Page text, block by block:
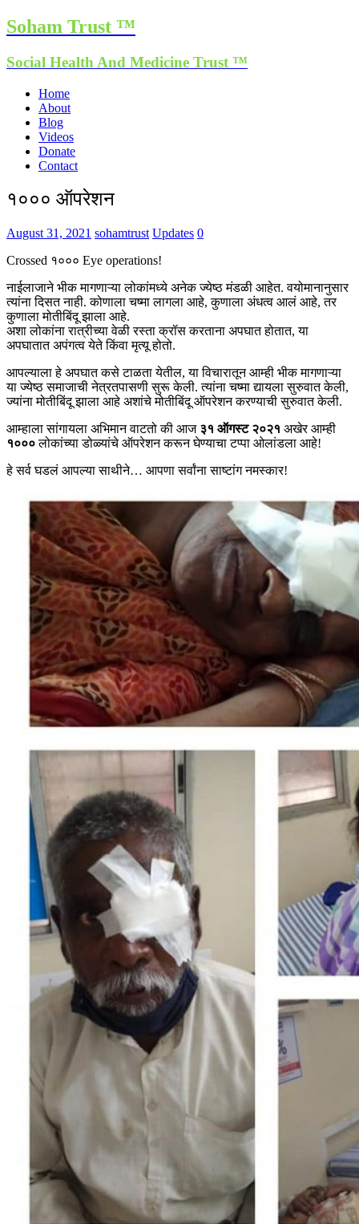
Soham Trust ™
Social Health And Medicine Trust ™
Home
About
Blog
Videos
Donate
Contact
१००० ऑपरेशन
August 31, 2021 sohamtrust Updates 0
Crossed १००० Eye operations!
नाईलाजाने भीक मागणाऱ्या लोकांमध्ये अनेक ज्येष्ठ मंडळी आहेत. वयोमानानुसार
त्यांना दिसत नाही. कोणाला चष्मा लागला आहे, कुणाला अंधत्व आलं आहे, तर
कुणाला मोतीबिंदू झाला आहे.
अशा लोकांना रात्रीच्या वेळी रस्ता क्रॉस करताना अपघात होतात, या
अपघातात अपंगत्व येते किंवा मृत्यू होतो.
आपल्याला हे अपघात कसे टाळता येतील, या विचारातून आम्ही भीक मागणाऱ्या
या ज्येष्ठ समाजाची नेत्रतपासणी सुरू केली. त्यांना चष्मा द्यायला सुरुवात केली,
ज्यांना मोतीबिंदू झाला आहे अशांचे मोतीबिंदू ऑपरेशन करण्याची सुरुवात केली.
आम्हाला सांगायला अभिमान वाटतो की आज ३१ ऑगस्ट २०२१ अखेर आम्ही
१०००लोकांच्या डोळ्यांचे ऑपरेशन करून घेण्याचा टप्पा ओलांडला आहे!
हे सर्व घडलं आपल्या साथीने… आपणा सर्वांना साष्टांग नमस्कार!